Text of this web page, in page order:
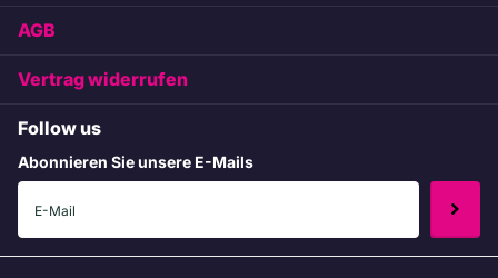
AGB
Vertrag widerrufen
Follow us
Abonnieren Sie unsere E-Mails